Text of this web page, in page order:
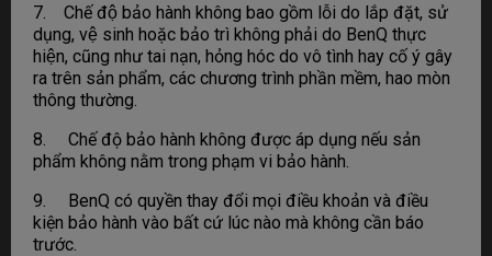
7. Chế độ bảo hành không bao gồm lỗi do lắp đặt, sử
dụng, vệ sinh hoặc bảo trì không phải do BenQ thực
hiện, cũng như tai nạn, hỏng hóc do vô tình hay cố ý gây
ra trên sản phẩm, các chương trình phần mềm, hao mòn
thông thường.
8. Chế độ bảo hành không được áp dụng nếu sản
phẩm không nằm trong phạm vi bảo hành.
9. BenQ có quyền thay đổi mọi điều khoản và điều
kiện bảo hành vào bất cứ lúc nào mà không cần báo
trước.